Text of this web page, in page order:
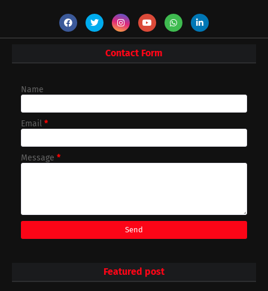
Contact Form
Name
Email *
Message *
Featured post